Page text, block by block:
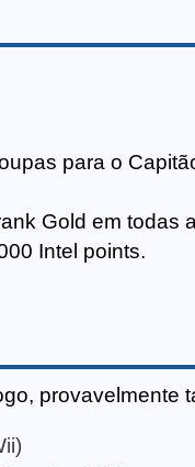
para o
Gold em todas
Intel points.
provavelmente